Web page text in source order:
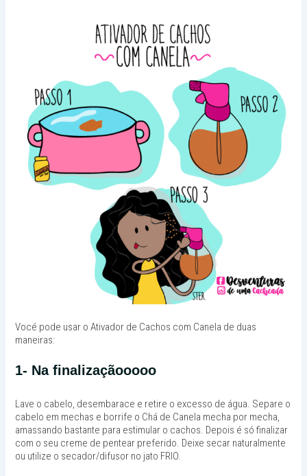
Vocé pode usar o Ativador de Cachos com Canela de duas
maneiras:
1- Na finalizaçãooooo
Lave o cabelo, desembarace e retire o excesso de água. Separe o
cabelo em mechas e borrife o Chá de Canela mecha por mecha,
amassando bastante para estimular o cachos. Depois é só finalizar
com o seu creme de pentear preferido. Deixe secar naturalmente
ou utilize o secador/difusor no jato FRIO.